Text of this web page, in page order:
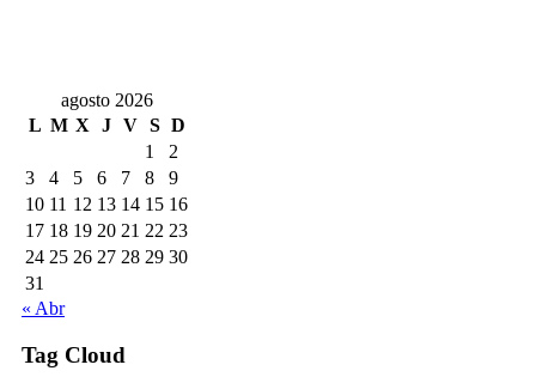
agosto 2026
L M X J V S D
1
2
3
4 5 6 7 8
9
10 11 12 13 14 15 16
17 18 19 20 21 22 23
24 25 26 27 28 29 30
31
« Abr
Tag Cloud